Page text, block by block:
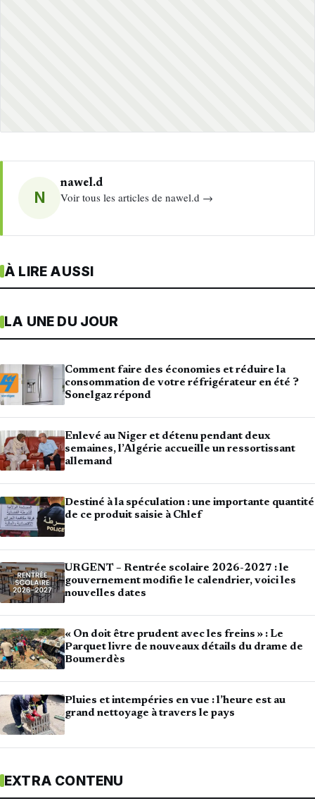
N
nawel.d
Voir tous les articles de nawel.d →
À LIRE AUSSI
LA UNE DU JOUR
Comment faire des économies et réduire la
consommation de votre réfrigérateur en été ?
Sonelgaz répond
Enlevé au Niger et détenu pendant deux
semaines, l’Algérie accueille un ressortissant
allemand
Destiné à la spéculation : une importante quantité
de ce produit saisie à Chlef
URGENT – Rentrée scolaire 2026-2027 : le
gouvernement modifie le calendrier, voici les
nouvelles dates
« On doit être prudent avec les freins » : Le
Parquet livre de nouveaux détails du drame de
Boumerdès
Pluies et intempéries en vue : l’heure est au
grand nettoyage à travers le pays
EXTRA CONTENU